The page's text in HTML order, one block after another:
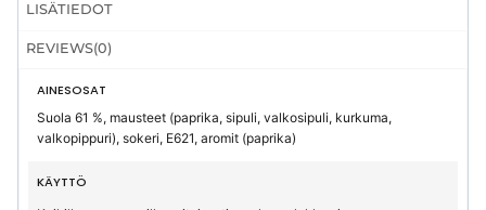
LISÄTIEDOT
REVIEWS(0)
AINESOSAT
Suola 61 %, mausteet (paprika, sipuli, valkosipuli, kurkuma,
valkopippuri), sokeri, E621, aromit (paprika)
KÄYTTÖ